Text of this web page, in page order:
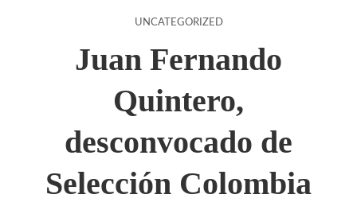
UNCATEGORIZED
Juan Fernando
Quintero,
desconvocado de
Selección Colombia